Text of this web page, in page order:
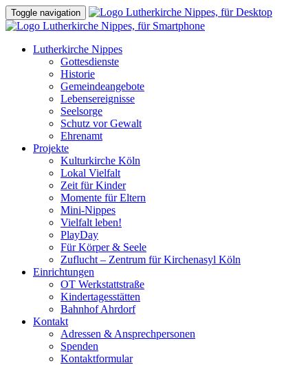
Toggle navigation
Lutherkirche Nippes
Gottesdienste
Historie
Gemeindeangebote
Lebensereignisse
Seelsorge
Schutz vor Gewalt
Ehrenamt
Projekte
Kulturkirche Köln
Lokal Vielfalt
Zeit für Kinder
Momente für Eltern
Mini-Nippes
Vielfalt leben!
PlayDay
Für Körper & Seele
Zuflucht – Zentrum für Kirchenasyl Köln
Einrichtungen
OT Werkstattstraße
Kindertagesstätten
Bahnhof Ahrdorf
Kontakt
Adressen & Ansprechpersonen
Spenden
Kontaktformular